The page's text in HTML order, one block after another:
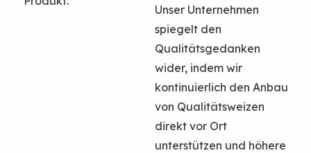
Unser Unternehmen
spiegelt den
Qualitätsgedanken
wider, indem wir
kontinuierlich den Anbau
von Qualitätsweizen
direkt vor Ort
unterstützen und höhere